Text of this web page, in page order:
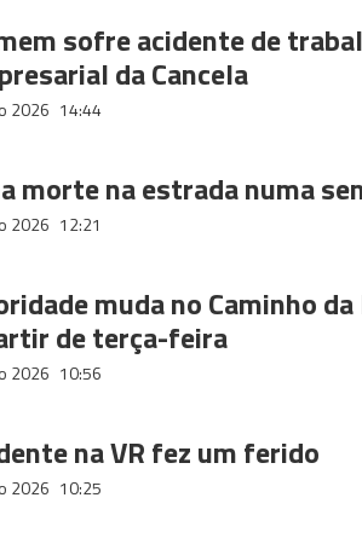
sofre acidente de
da Cancela
2026 14:44
morte na estrada numa
2026 12:21
muda no Caminho
de terça-feira
2026 10:56
na VR fez um ferido
2026 10:25